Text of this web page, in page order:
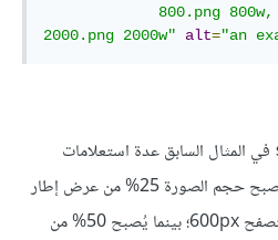
2000.png 2000w"
alt="an
في المثال السابق عدة استعلامات
وسائط لتحديد حجم الصورة. يُصبح حجم الصورة 25% من عرض إطار
العرض عندما يتجاوز عرض المتصفح 600px؛ بينما يُصبح 50% من